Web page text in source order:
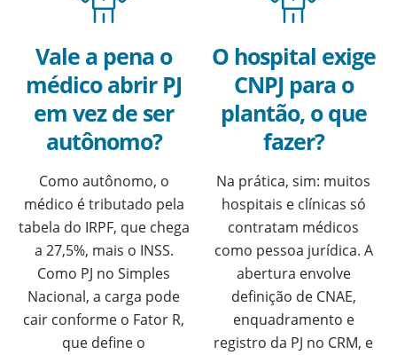
Vale a pena o
médico abrir PJ
em vez de ser
autônomo?
Como autônomo, o
médico é tributado pela
tabela do IRPF, que chega
a 27,5%, mais o INSS.
Como PJ no Simples
Nacional, a carga pode
cair conforme o Fator R,
que define o
O hospital exige
CNPJ para o
plantão, o que
fazer?
Na prática, sim: muitos
hospitais e clínicas só
contratam médicos
como pessoa jurídica. A
abertura envolve
definição de CNAE,
enquadramento e
registro da PJ no CRM, e